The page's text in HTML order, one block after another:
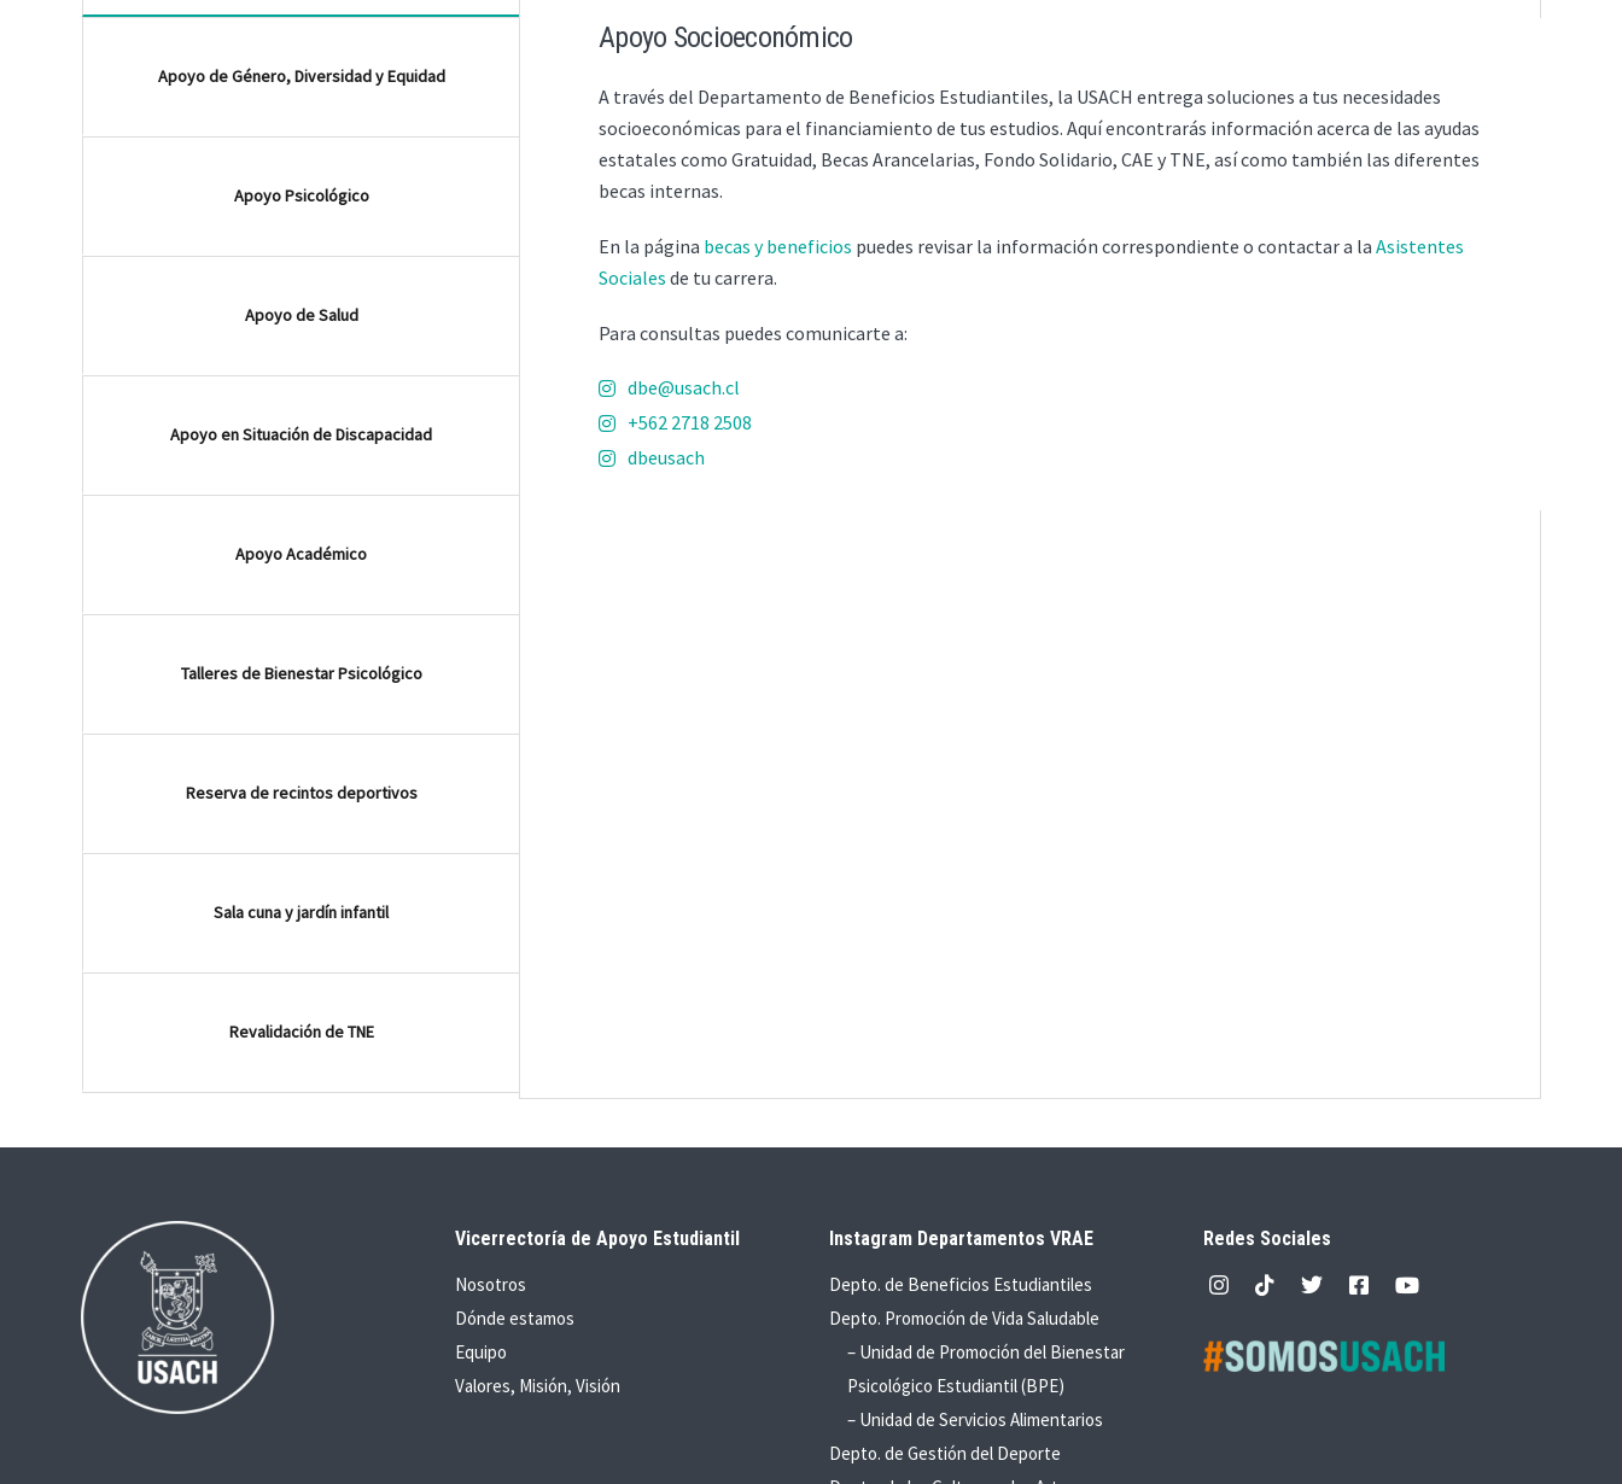
Apoyo de Género, Diversidad y Equidad
Apoyo Psicológico
Apoyo de Salud
Apoyo en Situación de Discapacidad
Apoyo Académico
Talleres de Bienestar Psicológico
Reserva de recintos deportivos
Sala cuna y jardín infantil
Revalidación de TNE
Apoyo Socioeconómico
A través del Departamento de Beneficios Estudiantiles, la USACH entrega soluciones a tus necesidades
socioeconómicas para el financiamiento de tus estudios. Aquí encontrarás información acerca de las ayudas
estatales como Gratuidad, Becas Arancelarias, Fondo Solidario, CAE y TNE, así como también las diferentes
becas internas.
En la página becas y beneficios puedes revisar la información correspondiente o contactar a la Asistentes
Sociales de tu carrera.
Para consultas puedes comunicarte a:
dbe@usach.cl
+562 2718 2508
dbeusach
Vicerrectoría de Apoyo Estudiantil
Nosotros
Dónde estamos
Equipo
Valores, Misión, Visión
Instagram Departamentos VRAE
Depto. de Beneficios Estudiantiles
Depto. Promoción de Vida Saludable
– Unidad de Promoción del Bienestar
Psicológico Estudiantil (BPE)
– Unidad de Servicios Alimentarios
Depto. de Gestión del Deporte
Redes Sociales